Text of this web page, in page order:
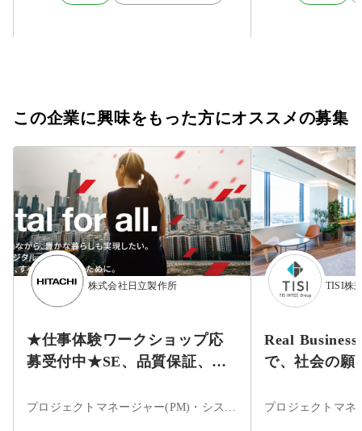
この企業に興味をもった方にオススメの募集
株式会社日立製作所
★仕事体験ワークショップ応
募受付中★SE、品質保証、設
プロジェクトマネージャー(PM)・システムエンジニア・フロントエンドエンジニア・サーバーサイドエンジニア・インフラエンジニア・ネットワークエンジニア・サーバエンジニア・データサイエンティスト・アプリケーションエンジニア
TISI株
Real
で、社会の願